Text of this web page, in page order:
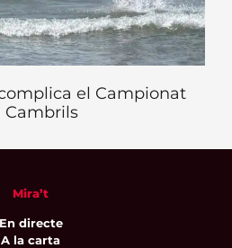
el Campionat
Cambrils
Mira’t
En directe
A la carta